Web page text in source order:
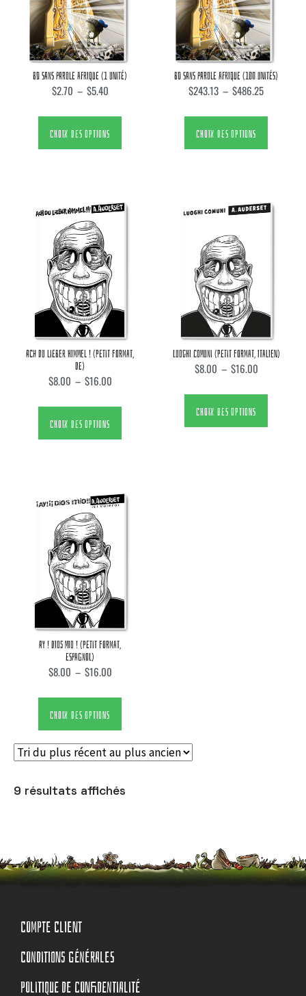
BD SANS PAROLE AFRIQUE (1 UNITÉ)
$2.70 – $5.40
CHOIX DES OPTIONS
BD SANS PAROLE AFRIQUE (100 UNITÉS)
$243.13 – $486.25
CHOIX DES OPTIONS
ACH DU LIEBER HIMMEL ! (PETIT FORMAT,
DE)
$8.00 – $16.00
CHOIX DES OPTIONS
LUOGHI COMUNI (PETIT FORMAT, ITALIEN)
$8.00 – $16.00
CHOIX DES OPTIONS
AY ! DIOS MIO ! (PETIT FORMAT,
ESPAGNOL)
$8.00 – $16.00
CHOIX DES OPTIONS
9 résultats affichés
COMPTE CLIENT
CONDITIONS GÉNÉRALES
POLITIQUE DE CONFIDENTIALITÉ